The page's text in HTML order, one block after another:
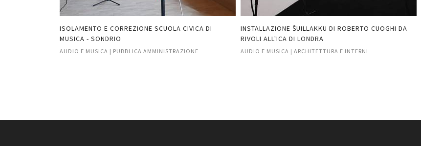
ISOLAMENTO E CORREZIONE SCUOLA CIVICA DI
MUSICA - SONDRIO
AUDIO E MUSICA | PUBBLICA AMMINISTRAZIONE
INSTALLAZIONE ŠUILLAKKU DI ROBERTO CUOGHI DA
RIVOLI ALL'ICA DI LONDRA
AUDIO E MUSICA | ARCHITETTURA E INTERNI